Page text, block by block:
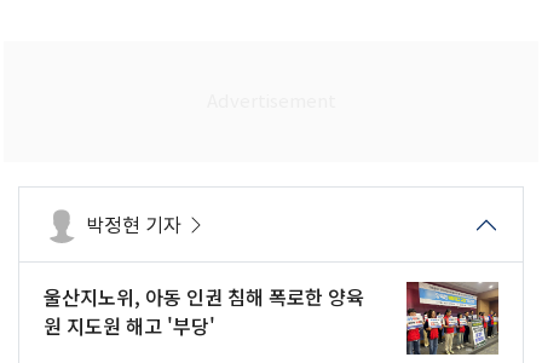
박정현 기자
울산지노위, 아동 인권 침해 폭로한 양육
원 지도원 해고 '부당'